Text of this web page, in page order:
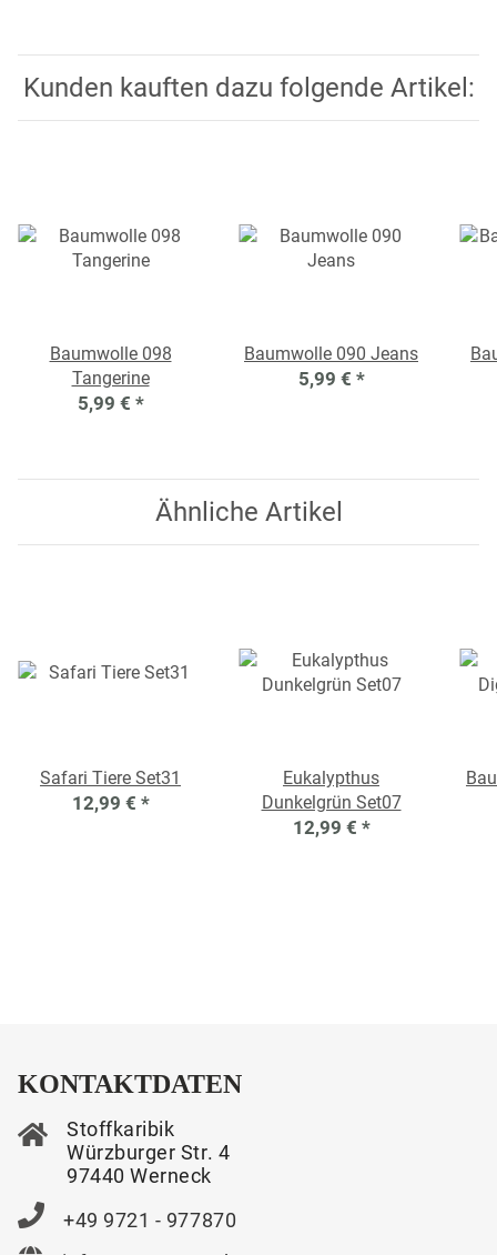
Kunden kauften dazu folgende Artikel:
Baumwolle 098
Tangerine
5,99 € *
Baumwolle 090 Jeans
5,99 € *
Ähnliche Artikel
Safari Tiere Set31
12,99 € *
Eukalypthus
Dunkelgrün Set07
12,99 € *
KONTAKTDATEN
Stoffkaribik
Würzburger Str. 4
97440 Werneck
+49 9721 - 977870